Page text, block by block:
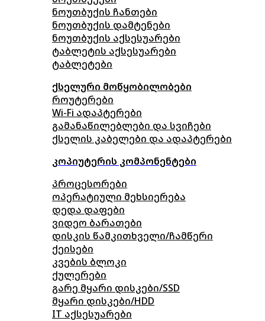
ნოუთბუქის ჩანთები
ნოუთბუქის დამტენები
ნოუთბუქის აქსესუარები
ტაბლეტის აქსესუარები
ტაბლეტები
ქსელური მოწყობილობები
როუტერები
Wi-Fi ადაპტერები
გამანაწილებლები და სვიჩები
ქსელის კაბელები და ადაპტერები
კოპიუტერის კომპონენტები
პროცესორები
ოპერატიული მეხსიერება
დედა დაფები
ვიდეო ბარათები
დისკის წამკითხველი/ჩამწერი
ქეისები
კვების ბლოკი
ქულერები
გარე მყარი დისკები/SSD
მყარი დისკები/HDD
IT აქსესუარები